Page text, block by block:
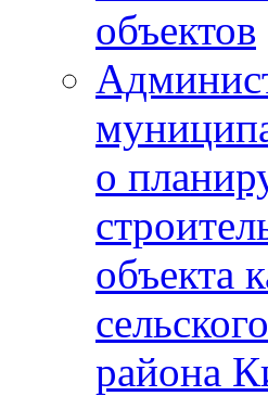
объектов
о
объекта
района